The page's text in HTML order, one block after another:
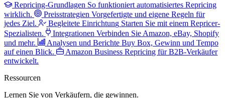
Repricing-Grundlagen So funktioniert automatisiertes Repricing
wirklich.
Preisstrategien Vorgefertigte und eigene Regeln für
jedes Ziel.
Begleitete Einrichtung Starten Sie mit einem Repricer-
Spezialisten.
Integrationen Verbinden Sie Amazon, eBay, Shopify
und mehr.
Analysen und Berichte Buy Box, Gewinn und Tempo
auf einen Blick.
Amazon Business Repricing für B2B-Verkäufer
entwickelt.
Ressourcen
Lernen Sie von Verkäufern, die gewinnen.